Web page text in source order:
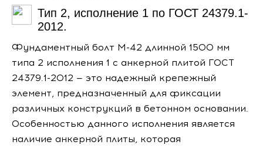
Тип 2, исполнение 1 по ГОСТ 24379.1-
2012.
Фундаментный болт М-42 длинной 1500 мм
типа 2 исполнения 1 с анкерной плитой ГОСТ
24379.1-2012 — это надежный крепежный
элемент, предназначенный для фиксации
различных конструкций в бетонном основании.
Особенностью данного исполнения является
наличие анкерной плиты, которая